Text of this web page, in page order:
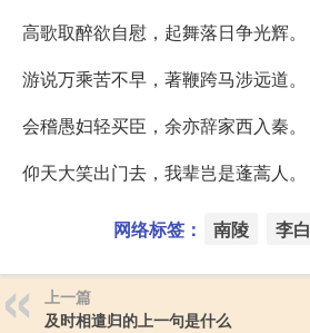
高歌取醉欲自慰，起舞落日争光辉。
游说万乘苦不早，著鞭跨马涉远道。
会稽愚妇轻买臣，余亦辞家西入秦。
仰天大笑出门去，我辈岂是蓬蒿人。
网络标签： 南陵 李白
上一篇
及时相遣归的上一句是什么